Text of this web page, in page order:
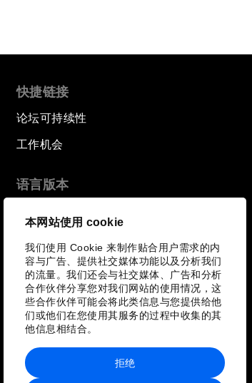
本网站使用 cookie
我们使用 Cookie 来制作贴合用户需求的内
容与广告、提供社交媒体功能以及分析我们
的流量。我们还会与社交媒体、广告和分析
合作伙伴分享您对我们网站的使用情况，这
些合作伙伴可能会将此类信息与您提供给他
们或他们在您使用其服务的过程中收集的其
他信息相结合。
拒绝
快捷链接
论坛可持续性
工作机会
语言版本